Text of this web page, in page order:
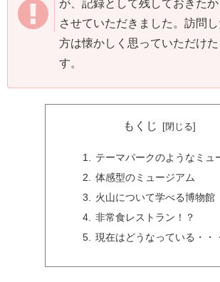
が、記録として残しておきた
させていただきました。訪問
方は懐かしく思っていただけ
す。
もくじ
テーマパークのようなミュ
体感型のミュージアム
火山について学べる博物館
非常食レストラン！？
現在はどうなっている・・